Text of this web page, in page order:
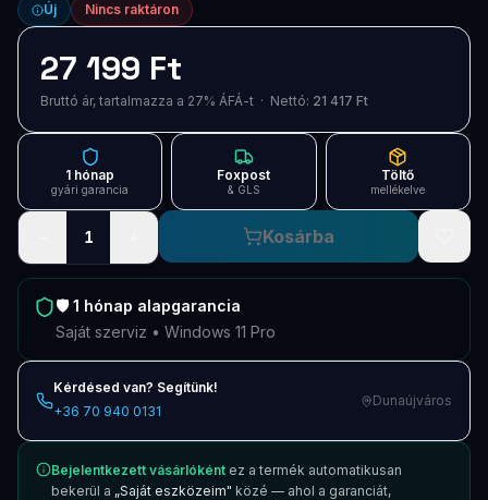
Akciók
Ajándékkártya
Szolgáltatások
Új termékek
Keresés
Új Nincs raktáron
27 199 Ft
Bruttó ár, tartalmazza a 27% ÁFÁ-t · Nettó: 21 417 Ft
1 hónap
gyári garancia
Foxpost
& GLS
Töltő
mellékelve
1 Kosárba
🛡️1 hónap alapgarancia
Saját szerviz • Windows 11 Pro
Kérdésed van? Segítünk!
+36 70 940 0131
Dunaújváros
Bejelentkezett vásárlóként ez a termék automatikusan
bekerül a „Saját eszközeim" közé — ahol a garanciát,